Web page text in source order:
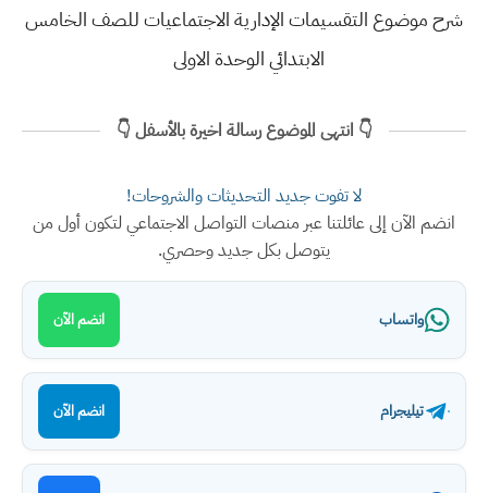
شرح موضوع التقسيمات الإدارية الاجتماعيات للصف الخامس
الابتدائي الوحدة الاولى
👇 انتهى الموضوع رسالة اخيرة بالأسفل 👇
لا تفوت جديد التحديثات والشروحات!
انضم الآن إلى عائلتنا عبر منصات التواصل الاجتماعي لتكون أول من
يتوصل بكل جديد وحصري.
واتساب انضم الآن
تيليجرام انضم الآن